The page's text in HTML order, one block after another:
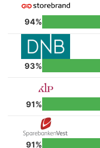
94%
93%
91%
91%